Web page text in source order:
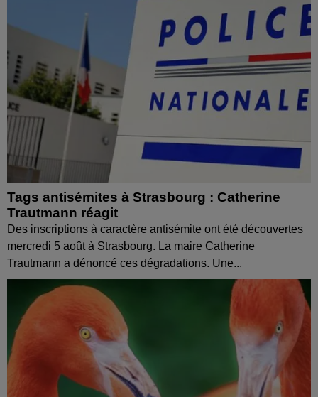
Tags antisémites à Strasbourg : Catherine
Trautmann réagit
Des inscriptions à caractère antisémite ont été découvertes
mercredi 5 août à Strasbourg. La maire Catherine
Trautmann a dénoncé ces dégradations. Une...